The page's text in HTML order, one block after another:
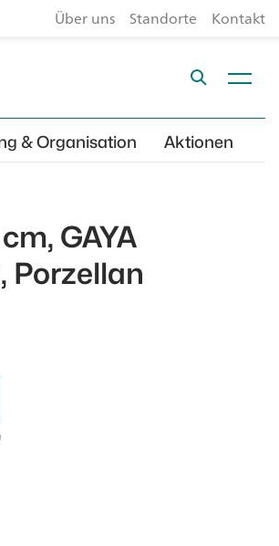
Über uns Standorte Kontakt
& Organisation Aktionen
GAYA
Porzellan